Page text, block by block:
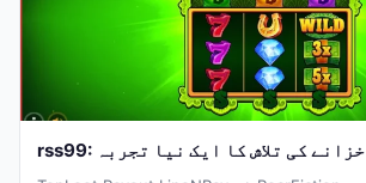
rss99: خزانے کی تلاش کا ایک نیا تجربہ